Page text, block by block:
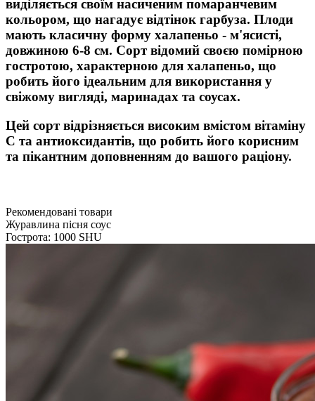
виділяється своїм насиченим помаранчевим
кольором, що нагадує відтінок гарбуза. Плоди
мають класичну форму халапеньо - м'ясисті,
довжиною 6-8 см. Сорт відомий своєю помірною
гостротою, характерною для халапеньо, що
робить його ідеальним для використання у
свіжому вигляді, маринадах та соусах.
Цей сорт відрізняється високим вмістом вітаміну
C та антиоксидантів, що робить його корисним
та пікантним доповненням до вашого раціону.
Рекомендовані товари
Журавлина пісня соус
Гострота: 1000 SHU